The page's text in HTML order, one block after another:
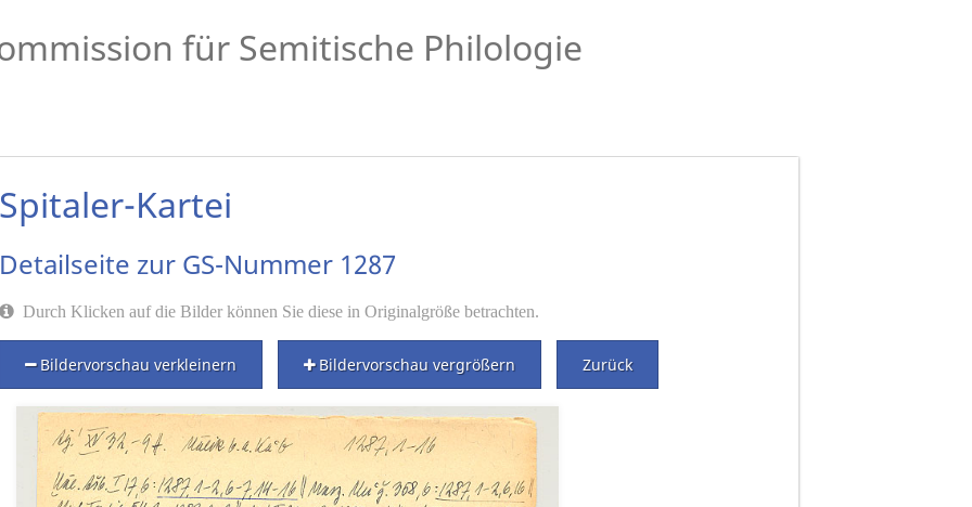
für Semitische Philologie
Spitaler-Kartei
Detailseite zur GS-Nummer 1287
Durch Klicken auf die Bilder können Sie diese in Originalgröße betrachten.
Bildervorschau verkleinern Bildervorschau vergrößern Zurück